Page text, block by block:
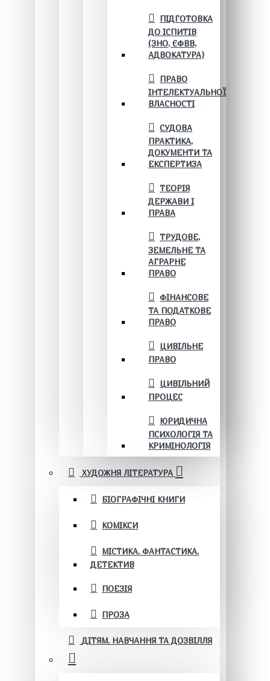
ПІДГОТОВКА
ДО ІСПИТІВ
(ЗНО, ЄФВВ,
АДВОКАТУРА)
ПРАВО
ІНТЕЛЕКТУАЛЬНОЇ
ВЛАСНОСТІ
СУДОВА
ПРАКТИКА,
ДОКУМЕНТИ ТА
ЕКСПЕРТИЗА
ТЕОРІЯ
ДЕРЖАВИ І
ПРАВА
ТРУДОВЕ,
ЗЕМЕЛЬНЕ ТА
АГРАРНЕ
ПРАВО
ФІНАНСОВЕ
ТА ПОДАТКОВЕ
ПРАВО
ЦИВІЛЬНЕ
ПРАВО
ЦИВІЛЬНИЙ
ПРОЦЕС
ЮРИДИЧНА
ПСИХОЛОГІЯ ТА
КРИМІНОЛОГІЯ
ХУДОЖНЯ ЛІТЕРАТУРА
БІОГРАФІЧНІ КНИГИ
КОМІКСИ
МІСТИКА. ФАНТАСТИКА.
ДЕТЕКТИВ
ПОЕЗІЯ
ПРОЗА
ДІТЯМ. НАВЧАННЯ ТА ДОЗВІЛЛЯ